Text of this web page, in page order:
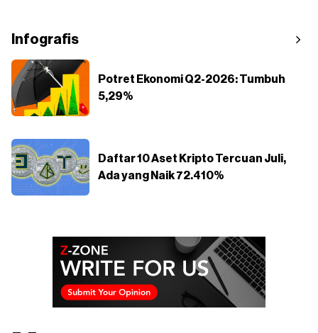
Infografis
Potret Ekonomi Q2-2026: Tumbuh
5,29%
Daftar 10 Aset Kripto Tercuan Juli,
Ada yang Naik 72.410%